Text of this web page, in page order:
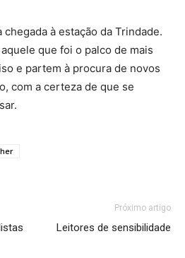
à estação da Trindade.
que foi o palco de mais
e partem à procura de novos
com a certeza de que se
Próximo artigo
Leitores de sensibilidade